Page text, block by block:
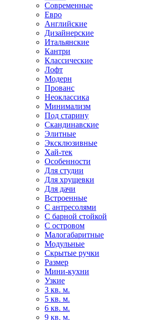
Современные
Евро
Английские
Дизайнерские
Итальянские
Кантри
Классические
Лофт
Модерн
Прованс
Неоклассика
Минимализм
Под старину
Скандинавские
Элитные
Эксклюзивные
Хай-тек
Особенности
Для студии
Для хрущевки
Для дачи
Встроенные
С антресолями
С барной стойкой
С островом
Малогабаритные
Модульные
Скрытые ручки
Размер
Мини-кухни
Узкие
3 кв. м.
5 кв. м.
6 кв. м.
9 кв. м.